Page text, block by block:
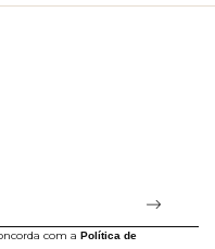
com a Política de